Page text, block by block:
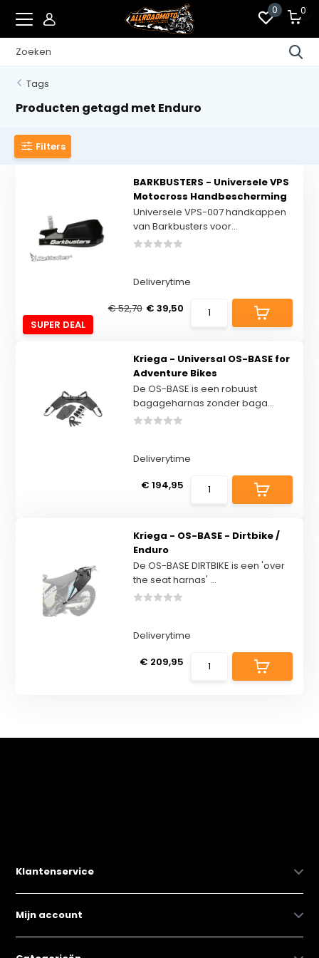
0 0
Tags
Producten getagd met Enduro
Filters
SUPER DEAL
BARKBUSTERS - Universele VPS
Motocross Handbescherming
Universele VPS-007 handkappen
van Barkbusters voor...
Deliverytime
€ 52,70 € 39,50
Kriega - Universal OS-BASE for
Adventure Bikes
De OS-BASE is een robuust
bagageharnas zonder baga...
Deliverytime
€ 194,95
Kriega - OS-BASE - Dirtbike /
Enduro
De OS-BASE DIRTBIKE is een 'over
the seat harnas' ...
Deliverytime
€ 209,95
Klantenservice
Mijn account